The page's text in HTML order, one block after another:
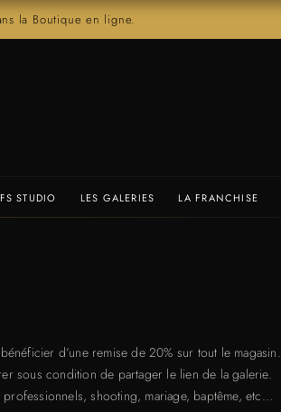
la Boutique en ligne.
STUDIO LES GALERIES LA FRANCHISE
d’une remise de 20% sur tout le magasin.
sous condition de partager le lien de la galerie.
shooting, mariage, baptême, etc…